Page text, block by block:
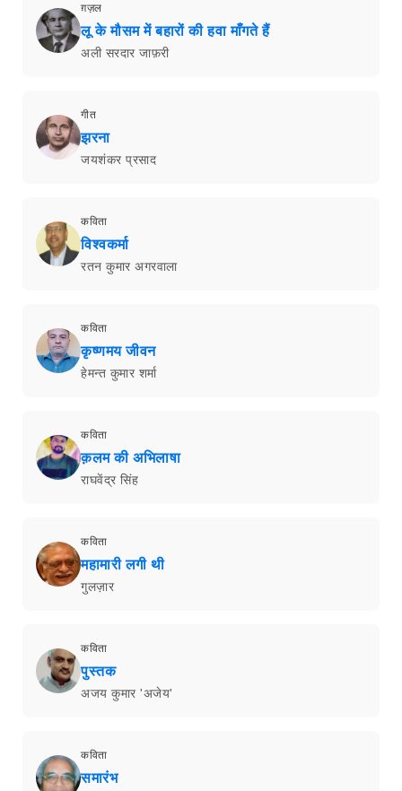
ग़ज़ल
लू के मौसम में बहारों की हवा माँगते हैं
अली सरदार जाफ़री
गीत
झरना
जयशंकर प्रसाद
कविता
विश्वकर्मा
रतन कुमार अगरवाला
कविता
कृष्णमय जीवन
हेमन्त कुमार शर्मा
कविता
क़लम की अभिलाषा
राघवेंद्र सिंह
कविता
महामारी लगी थी
गुलज़ार
कविता
पुस्तक
अजय कुमार 'अजेय'
कविता
समारंभ